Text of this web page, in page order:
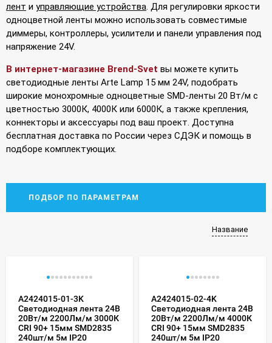
лент и управляющие устройства. Для регулировки яркости
одноцветной ленты можно использовать совместимые
диммеры, контроллеры, усилители и панели управления под
напряжение 24V.
В интернет-магазине Brend-Svet вы можете купить
светодиодные ленты Arte Lamp 15 мм 24V, подобрать
широкие монохромные одноцветные SMD-ленты 20 Вт/м с
цветностью 3000К, 4000К или 6000К, а также крепления,
коннекторы и аксессуары под ваш проект. Доступна
бесплатная доставка по России через СДЭК и помощь в
подборе комплектующих.
ПОДБОР ПО ПАРАМЕТРАМ
Название
A2424015-01-3K
Светодиодная лента 24В
20Вт/м 2200Лм/м 3000К
CRI 90+ 15мм SMD2835
240шт/м 5м IP20
A2424015-02-4K
Светодиодная лента 24В
20Вт/м 2200Лм/м 4000К
CRI 90+ 15мм SMD2835
240шт/м 5м IP20